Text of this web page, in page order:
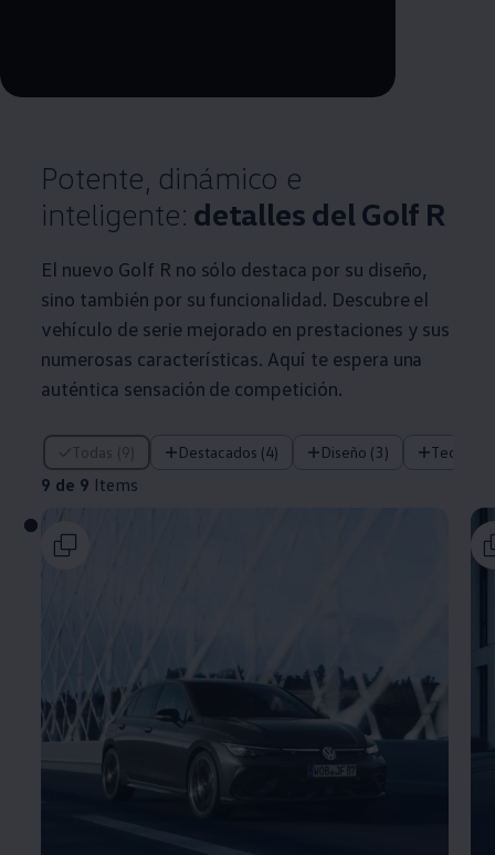
Remaining time, --:--
Potente, dinámico e
inteligente: detalles del Golf R
El nuevo Golf R no sólo destaca por su diseño,
sino también por su funcionalidad. Descubre el
vehículo de serie mejorado en prestaciones y sus
numerosas características. Aquí te espera una
auténtica sensación de competición.
Todas (9) Destacados (4) Diseño (3)
9 de 9 Items
9 de 9 Items